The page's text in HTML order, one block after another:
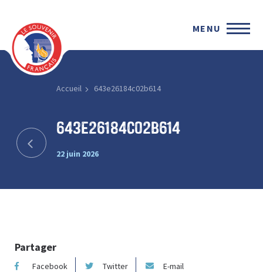
MENU
Accueil 643e26184c02b614
643e26184c02b614
22 juin 2026
Partager
Facebook Twitter E-mail